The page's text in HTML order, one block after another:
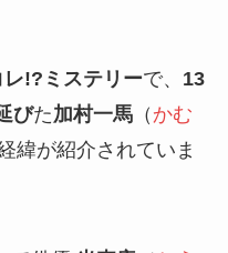
!?ミステリーで、 13
びた加村一馬（ かむ
緯が紹介されていま